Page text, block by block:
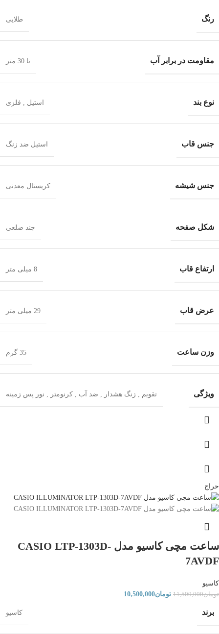
رنگ طلایی
مقاومت در برابر آب تا 30 متر
نوع بند استیل , فلزی
جنس قاب استیل ضد زنگ
جنس شیشه کریستال معدنی
شکل صفحه چند ضلعی
ارتفاع قاب 8 میلی متر
عرض قاب 29 میلی متر
وزن ساعت 35 گرم
ویژگی تقویم , زنگ هشدار , ضد آب , کرنومتر , نور پس زمینه
حراج
ساعت مچی کاسیو مدل CASIO LTP-1303D-
7AVDF
کاسیو
تومان11,500,000 تومان10,500,000
برند کاسیو